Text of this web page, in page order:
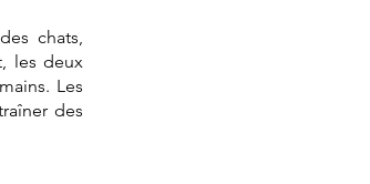
chats,
les deux
Les
des